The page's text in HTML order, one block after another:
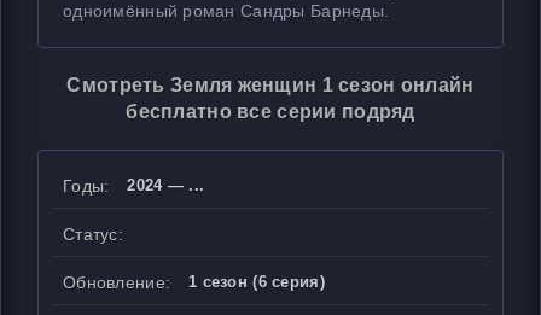
одноимённый роман Сандры Барнеды.
Смотреть Земля женщин 1 сезон онлайн
бесплатно все серии подряд
Годы: 2024 — ...
Статус:
Обновление: 1 сезон (6 серия)